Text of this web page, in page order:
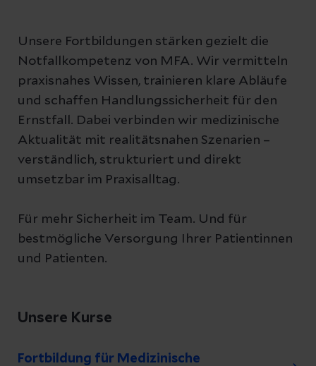
Unsere Fortbildungen stärken gezielt die
Notfallkompetenz von MFA. Wir vermitteln
praxisnahes Wissen, trainieren klare Abläufe
und schaffen Handlungssicherheit für den
Ernstfall. Dabei verbinden wir medizinische
Aktualität mit realitätsnahen Szenarien –
verständlich, strukturiert und direkt
umsetzbar im Praxisalltag.
Für mehr Sicherheit im Team. Und für
bestmögliche Versorgung Ihrer Patientinnen
und Patienten.
Unsere Kurse
Fortbildung für Medizinische